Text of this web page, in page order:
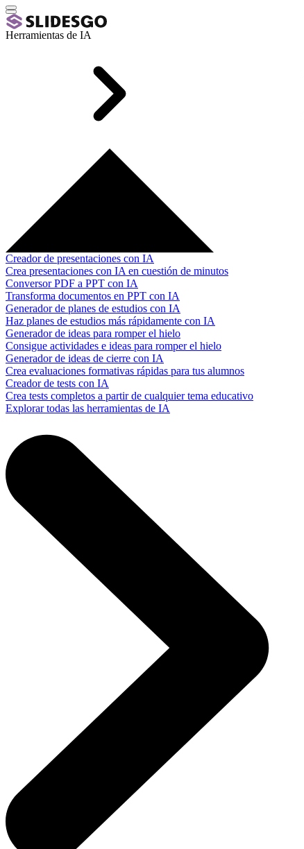
Herramientas de IA
Creador de presentaciones con IA
Crea presentaciones con IA en cuestión de minutos
Conversor PDF a PPT con IA
Transforma documentos en PPT con IA
Generador de planes de estudios con IA
Haz planes de estudios más rápidamente con IA
Generador de ideas para romper el hielo
Consigue actividades e ideas para romper el hielo
Generador de ideas de cierre con IA
Crea evaluaciones formativas rápidas para tus alumnos
Creador de tests con IA
Crea tests completos a partir de cualquier tema educativo
Explorar todas las herramientas de IA